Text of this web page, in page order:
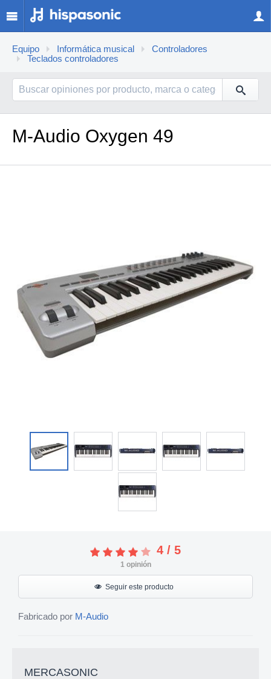
Equipo Informática musical
Controladores
Teclados controladores
M-Audio Oxygen 49
4 / 5
1opinión
Seguir este producto
Fabricado por M-Audio
MERCASONIC